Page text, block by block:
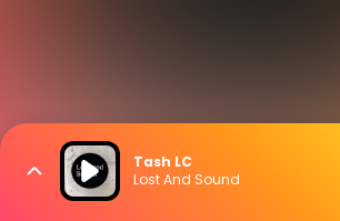
Tash LC
Lost And Sound